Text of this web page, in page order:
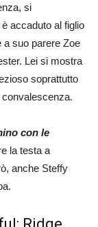
si
accaduto al figlio
a suo parere Zoe
Lei si mostra
soprattutto
con le
la testa a
anche Steffy